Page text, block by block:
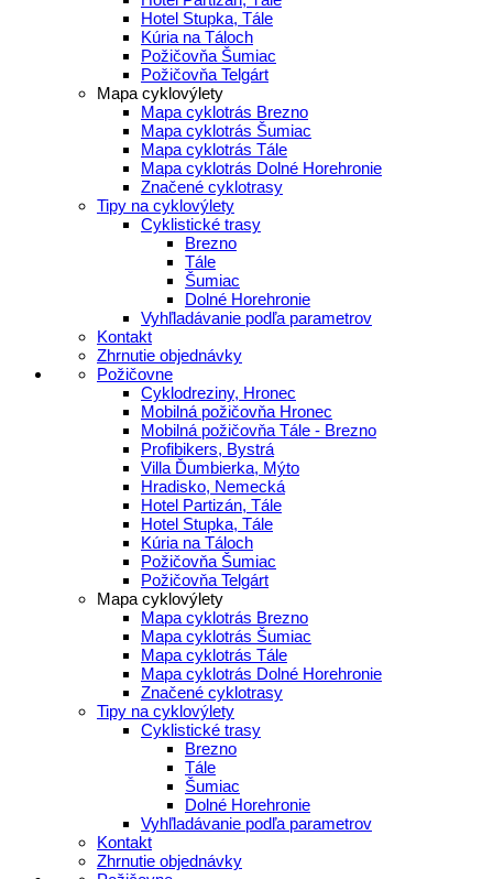
Hotel Stupka, Tále
Kúria na Táloch
Požičovňa Šumiac
Požičovňa Telgárt
Mapa cyklovýlety
Mapa cyklotrás Brezno
Mapa cyklotrás Šumiac
Mapa cyklotrás Tále
Mapa cyklotrás Dolné Horehronie
Značené cyklotrasy
Tipy na cyklovýlety
Cyklistické trasy
Brezno
Tále
Šumiac
Dolné Horehronie
Vyhľladávanie podľa parametrov
Kontakt
Zhrnutie objednávky
Požičovne
Cyklodreziny, Hronec
Mobilná požičovňa Hronec
Mobilná požičovňa Tále - Brezno
Profibikers, Bystrá
Villa Ďumbierka, Mýto
Hradisko, Nemecká
Hotel Partizán, Tále
Hotel Stupka, Tále
Kúria na Táloch
Požičovňa Šumiac
Požičovňa Telgárt
Mapa cyklovýlety
Mapa cyklotrás Brezno
Mapa cyklotrás Šumiac
Mapa cyklotrás Tále
Mapa cyklotrás Dolné Horehronie
Značené cyklotrasy
Tipy na cyklovýlety
Cyklistické trasy
Brezno
Tále
Šumiac
Dolné Horehronie
Vyhľladávanie podľa parametrov
Kontakt
Zhrnutie objednávky